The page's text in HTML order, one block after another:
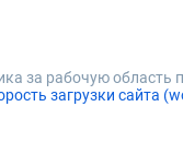
за рабочую область